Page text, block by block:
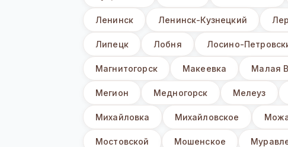
Ленинск Ленинск-Кузнецкий
Липецк Лобня Лосино-
Магнитогорск Макеевка Малая
Мегион Медногорск Мелеуз
Михайловка Михайловское
Мостовской Мошенское